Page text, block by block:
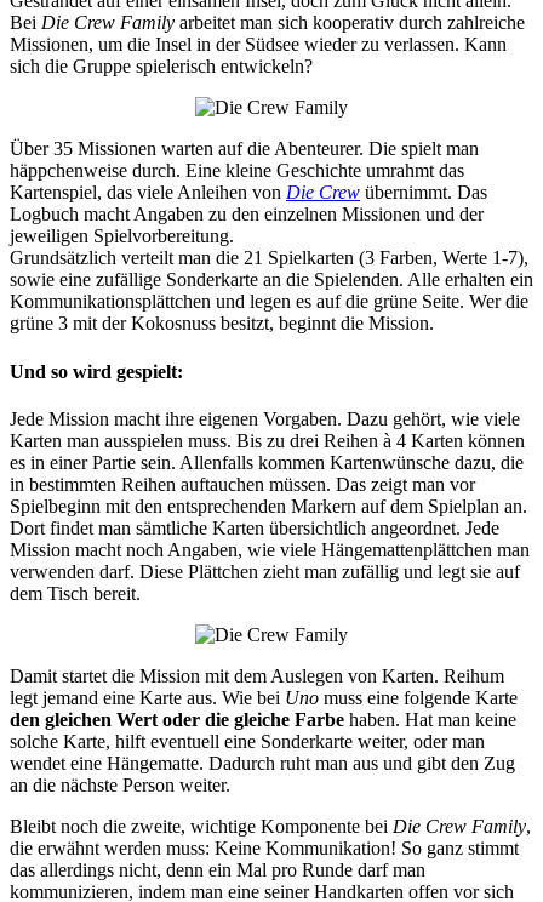
Bei Die Crew Family arbeitet man sich kooperativ durch zahlreiche
Missionen, um die Insel in der Südsee wieder zu verlassen. Kann
sich die Gruppe spielerisch entwickeln?
Über 35 Missionen warten auf die Abenteurer. Die spielt man
häppchenweise durch. Eine kleine Geschichte umrahmt das
Kartenspiel, das viele Anleihen von Die Crew übernimmt. Das
Logbuch macht Angaben zu den einzelnen Missionen und der
jeweiligen Spielvorbereitung.
Grundsätzlich verteilt man die 21 Spielkarten (3 Farben, Werte 1-7),
sowie eine zufällige Sonderkarte an die Spielenden. Alle erhalten ein
Kommunikationsplättchen und legen es auf die grüne Seite. Wer die
grüne 3 mit der Kokosnuss besitzt, beginnt die Mission.
Und so wird gespielt:
Jede Mission macht ihre eigenen Vorgaben. Dazu gehört, wie viele
Karten man ausspielen muss. Bis zu drei Reihen à 4 Karten können
es in einer Partie sein. Allenfalls kommen Kartenwünsche dazu, die
in bestimmten Reihen auftauchen müssen. Das zeigt man vor
Spielbeginn mit den entsprechenden Markern auf dem Spielplan an.
Dort findet man sämtliche Karten übersichtlich angeordnet. Jede
Mission macht noch Angaben, wie viele Hängemattenplättchen man
verwenden darf. Diese Plättchen zieht man zufällig und legt sie auf
dem Tisch bereit.
Damit startet die Mission mit dem Auslegen von Karten. Reihum
legt jemand eine Karte aus. Wie bei Uno muss eine folgende Karte
den gleichen Wert oder die gleiche Farbe haben. Hat man keine
solche Karte, hilft eventuell eine Sonderkarte weiter, oder man
wendet eine Hängematte. Dadurch ruht man aus und gibt den Zug
an die nächste Person weiter.
Bleibt noch die zweite, wichtige Komponente bei Die Crew Family,
die erwähnt werden muss: Keine Kommunikation! So ganz stimmt
das allerdings nicht, denn ein Mal pro Runde darf man
kommunizieren, indem man eine seiner Handkarten offen vor sich